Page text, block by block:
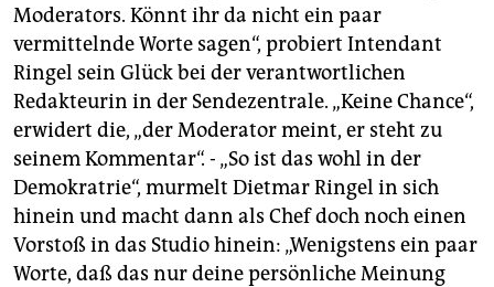
Moderators. Könnt ihr da nicht ein paar
vermittelnde Worte sagen“, probiert Intendant
Ringel sein Glück bei der verantwortlichen
Redakteurin in der Sendezentrale. „Keine Chance“,
erwidert die, „der Moderator meint, er steht zu
seinem Kommentar“. - „So ist das wohl in der
Demokratrie“, murmelt Dietmar Ringel in sich
hinein und macht dann als Chef doch noch einen
Vorstoß in das Studio hinein: „Wenigstens ein paar
Worte, daß das nur deine persönliche Meinung